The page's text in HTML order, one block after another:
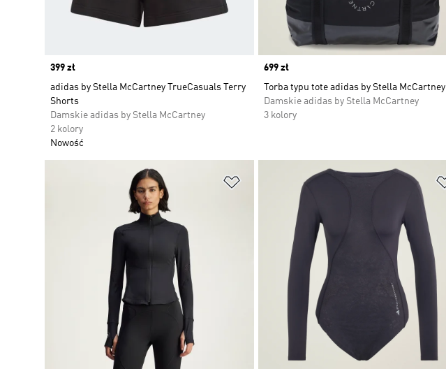
Price
399 zł
adidas by Stella McCartney TrueCasuals Terry
Shorts
Damskie adidas by Stella McCartney
2 kolory
Nowość
Price
699 zł
Torba typu tote adidas by Stella McCartney
Damskie adidas by Stella McCartney
3 kolory
Dodaj do listy życzeń